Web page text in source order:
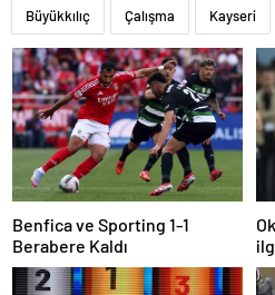
Büyükkılıç Çalışma Kayseri
Benfica ve Sporting 1-1
Berabere Kaldı
3,